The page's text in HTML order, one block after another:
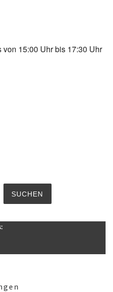
15:00 Uhr bis 17:30 Uhr
SUCHEN